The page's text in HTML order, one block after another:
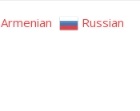
Armenian Russian